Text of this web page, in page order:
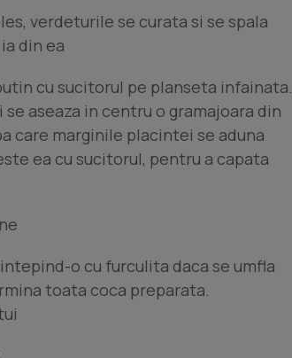
verdeturile se curata si se spala
din ea
cu sucitorul pe planseta infainata.
aseaza in centru o gramajoara din
care marginile placintei se aduna
ea cu sucitorul, pentru a capata
o cu furculita daca se umfla
toata coca preparata.